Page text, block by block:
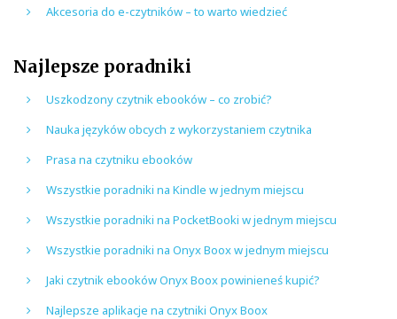
Akcesoria do e-czytników – to warto wiedzieć
Najlepsze poradniki
Uszkodzony czytnik ebooków – co zrobić?
Nauka języków obcych z wykorzystaniem czytnika
Prasa na czytniku ebooków
Wszystkie poradniki na Kindle w jednym miejscu
Wszystkie poradniki na PocketBooki w jednym miejscu
Wszystkie poradniki na Onyx Boox w jednym miejscu
Jaki czytnik ebooków Onyx Boox powinieneś kupić?
Najlepsze aplikacje na czytniki Onyx Boox